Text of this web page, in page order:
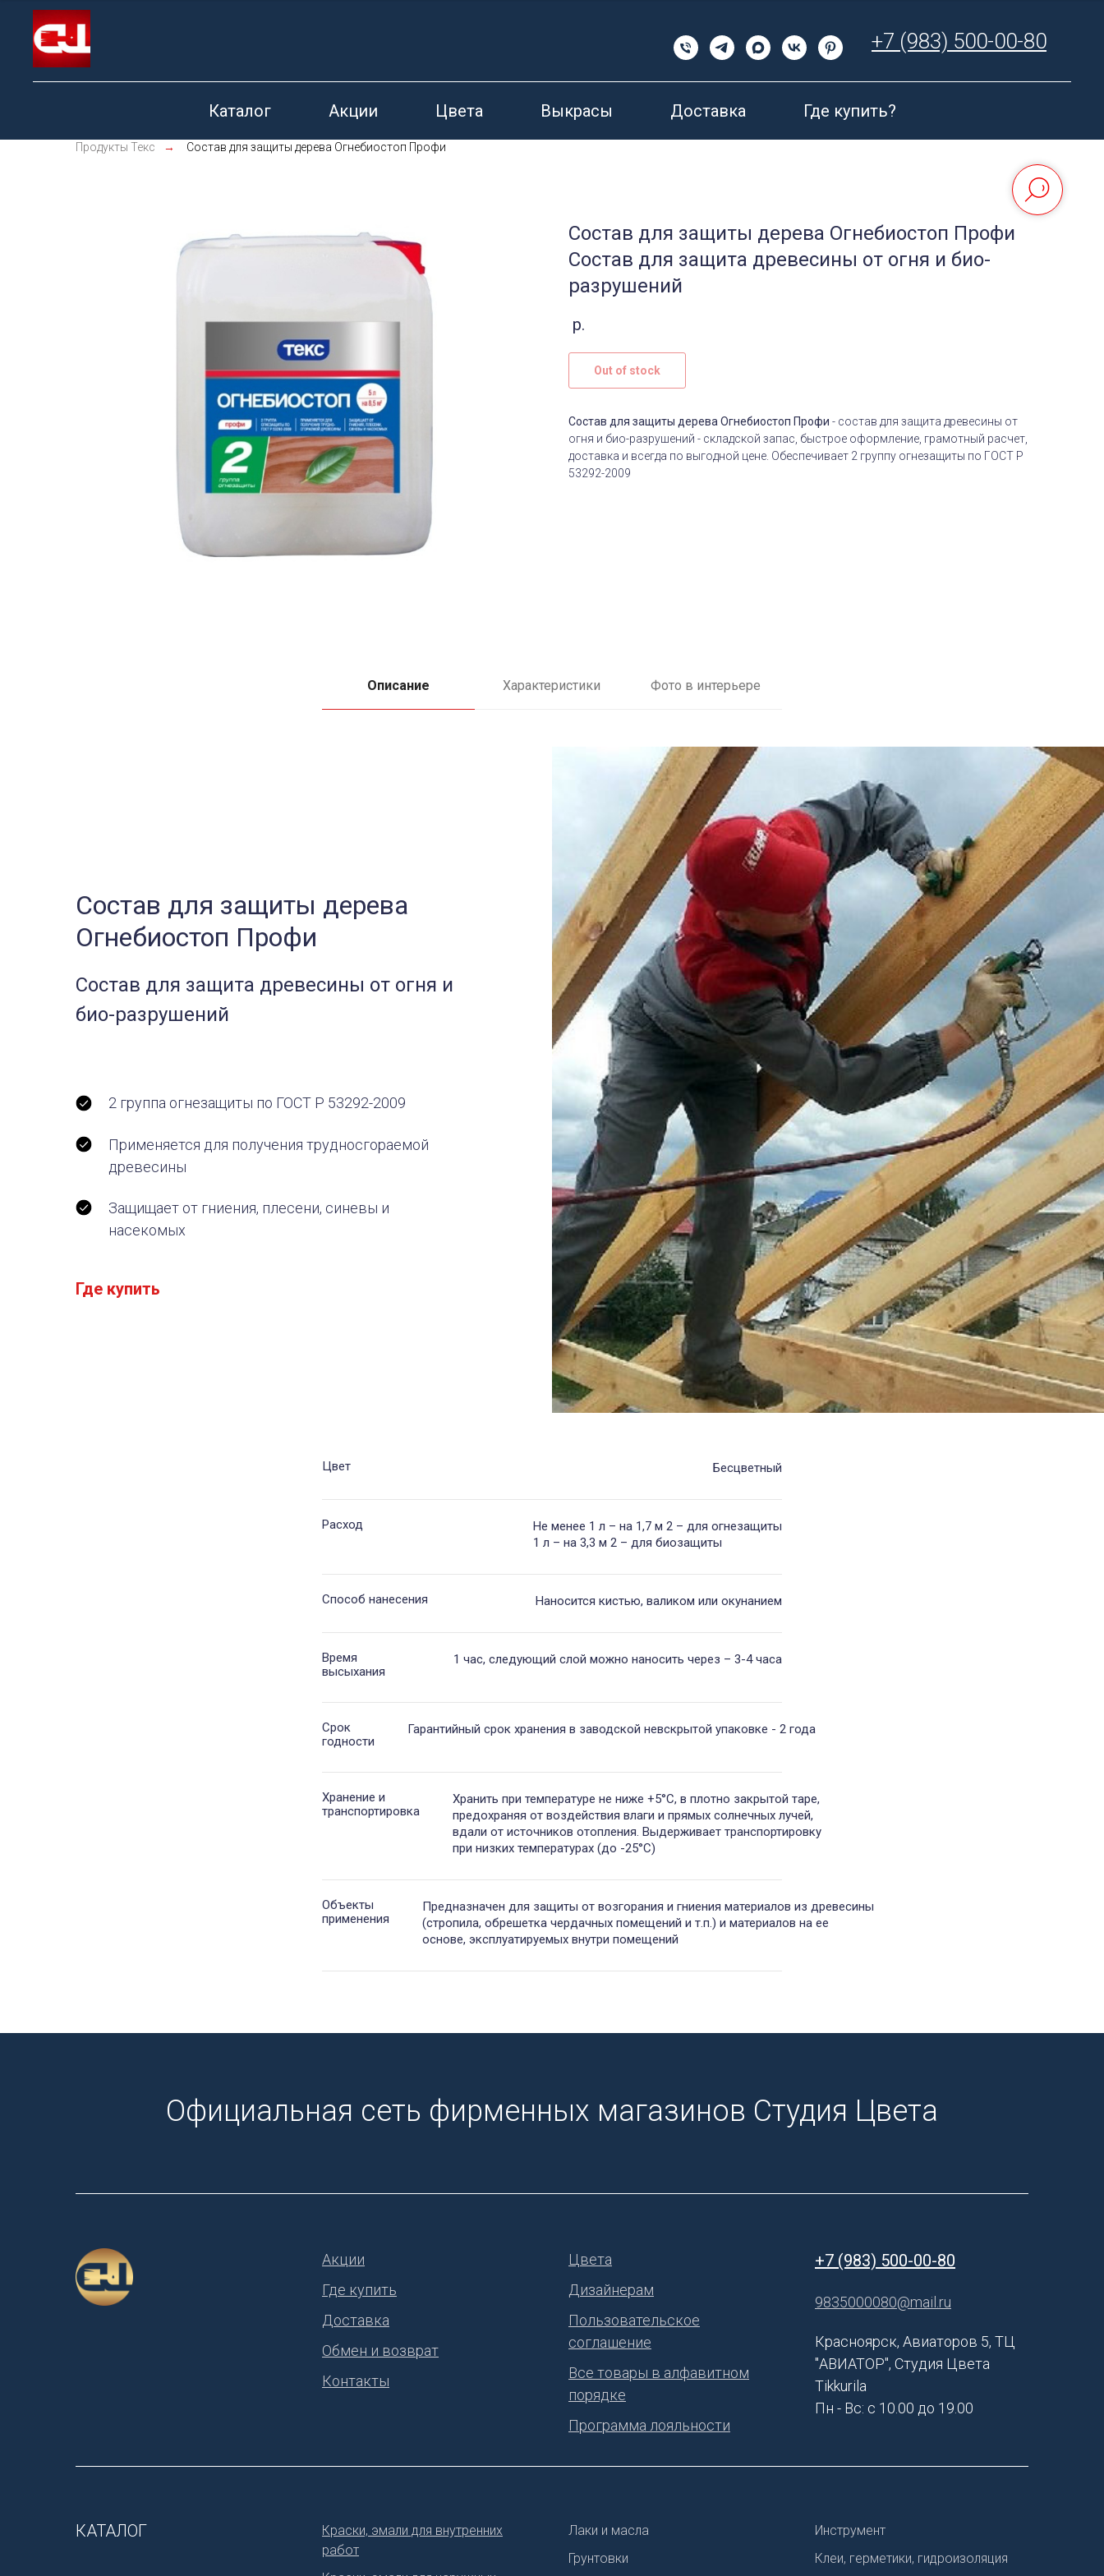
+7 (983) 500-00-80
Каталог Акции Цвета Выкрасы Доставка Где купить?
Продукты Текс → Состав для защиты дерева Огнебиостоп Профи
Состав для защиты дерева Огнебиостоп Профи
Состав для защита древесины от огня и био-
разрушений
р.
Out of stock
Состав для защиты дерева Огнебиостоп Профи - состав для защита древесины от
огня и био-разрушений - складской запас, быстрое оформление, грамотный расчет,
доставка и всегда по выгодной цене. Обеспечивает 2 группу огнезащиты по ГОСТ Р
53292-2009
Описание Характеристики Фото в интерьере
Состав для защиты дерева
Огнебиостоп Профи
Состав для защита древесины от огня и
био-разрушений
2 группа огнезащиты по ГОСТ Р 53292-2009
Применяется для получения трудносгораемой
древесины
Защищает от гниения, плесени, синевы и
насекомых
Где купить
Цвет Бесцветный
Расход
Не менее 1 л – на 1,7 м 2 – для огнезащиты
1 л – на 3,3 м 2 – для биозащиты
Способ нанесения Наносится кистью, валиком или окунанием
Время
высыхания
1 час, следующий слой можно наносить через – 3-4 часа
Срок
годности
Гарантийный срок хранения в заводской невскрытой упаковке - 2 года
Хранение и
транспортировка
Хранить при температуре не ниже +5°С, в плотно закрытой таре,
предохраняя от воздействия влаги и прямых солнечных лучей,
вдали от источников отопления. Выдерживает транспортировку
при низких температурах (до -25°С)
Объекты
применения
Предназначен для защиты от возгорания и гниения материалов из древесины
(стропила, обрешетка чердачных помещений и т.п.) и материалов на ее
основе, эксплуатируемых внутри помещений
Официальная сеть фирменных магазинов Студия Цвета
Акции
Где купить
Доставка
Обмен и возврат
Контакты
Цвета
Дизайнерам
Пользовательское
соглашение
Все товары в алфавитном
порядке
Программа лояльности
+7 (983) 500-00-80
9835000080@mail.ru
Красноярск, Авиаторов 5, ТЦ
"АВИАТОР", Студия Цвета
Tikkurila
Пн - Вс: с 10.00 до 19.00
КАТАЛОГ
Краски, эмали для внутренних
работ
Лаки и масла
Грунтовки
Инструмент
Клеи, герметики, гидроизоляция